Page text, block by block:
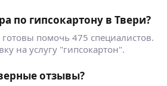
по гипсокартону в Твери?
помочь 475 специалистов.
на услугу "гипсокартон".
отзывы?